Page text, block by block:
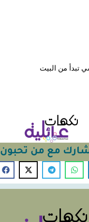
تبدأ من البيت
مع من تحبون